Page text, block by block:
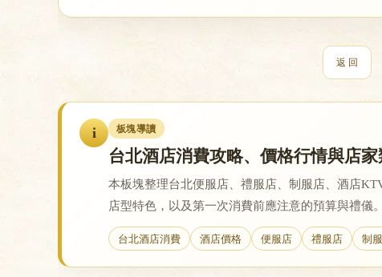
返 回
i 板塊導讀
台北酒店消費攻略、價格行情與店家
本板塊整理台北便服店、禮服店、制服店、酒店
店型特色，以及第一次消費前應注意的預算與禮儀
台北酒店消費 酒店價格 便服店 禮服店 制